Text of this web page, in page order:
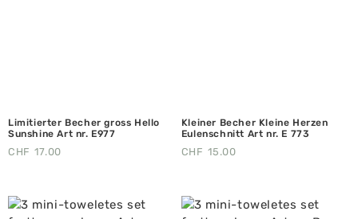
Limitierter Becher gross Hello
Sunshine Art nr. E977
CHF 17.00
Kleiner Becher Kleine Herzen
Eulenschnitt Art nr. E 773
CHF 15.00